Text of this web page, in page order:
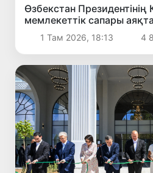
Өзбекстан Президентінің
мемлекеттік сапары
1 Там 2026, 18:13 4